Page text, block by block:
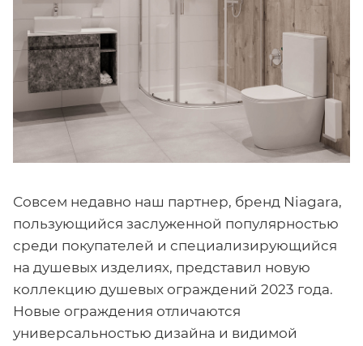
Совсем недавно наш партнер, бренд Niagara,
пользующийся заслуженной популярностью
среди покупателей и специализирующийся
на душевых изделиях, представил новую
коллекцию душевых ограждений 2023 года.
Новые ограждения отличаются
универсальностью дизайна и видимой